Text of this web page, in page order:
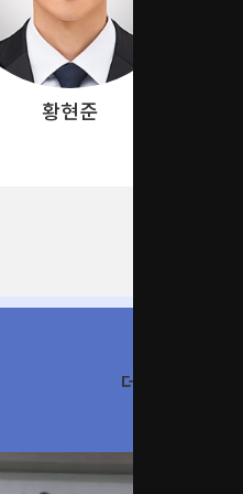
김지영
더보기 ＞